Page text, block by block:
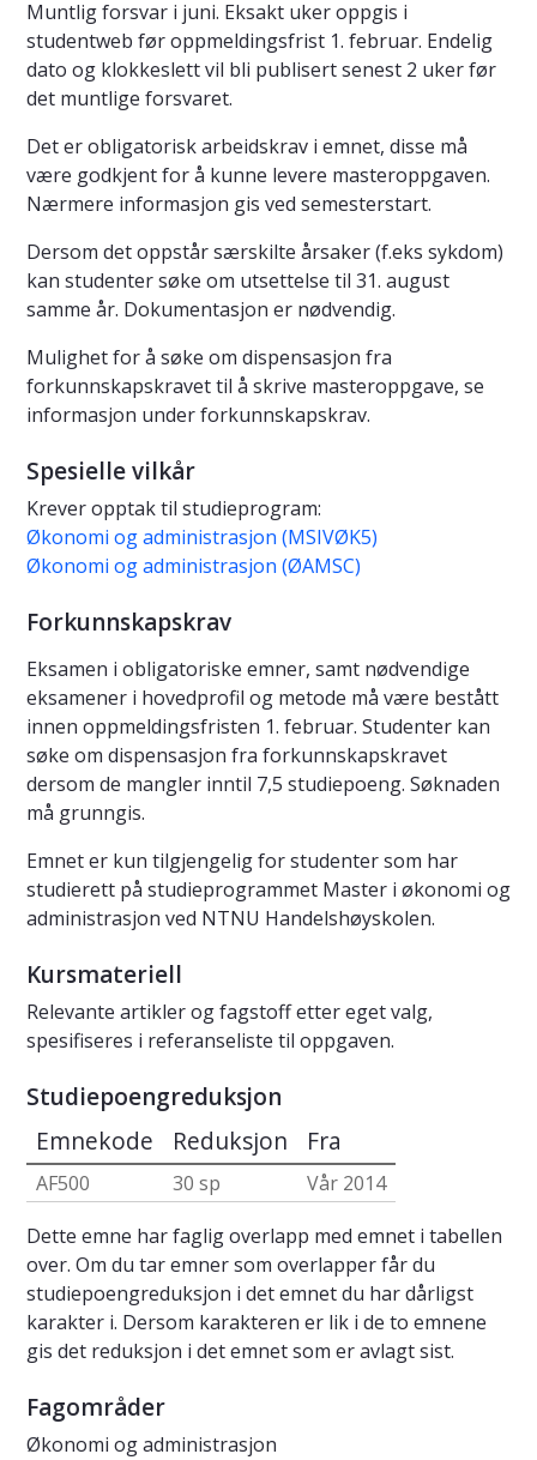
Muntlig forsvar i juni. Eksakt uker oppgis i
studentweb før oppmeldingsfrist 1. februar. Endelig
dato og klokkeslett vil bli publisert senest 2 uker før
det muntlige forsvaret.
Det er obligatorisk arbeidskrav i emnet, disse må
være godkjent for å kunne levere masteroppgaven.
Nærmere informasjon gis ved semesterstart.
Dersom det oppstår særskilte årsaker (f.eks sykdom)
kan studenter søke om utsettelse til 31. august
samme år. Dokumentasjon er nødvendig.
Mulighet for å søke om dispensasjon fra
forkunnskapskravet til å skrive masteroppgave, se
informasjon under forkunnskapskrav.
Spesielle vilkår
Krever opptak til studieprogram:
Økonomi og administrasjon (MSIVØK5)
Økonomi og administrasjon (ØAMSC)
Forkunnskapskrav
Eksamen i obligatoriske emner, samt nødvendige
eksamener i hovedprofil og metode må være bestått
innen oppmeldingsfristen 1. februar. Studenter kan
søke om dispensasjon fra forkunnskapskravet
dersom de mangler inntil 7,5 studiepoeng. Søknaden
må grunngis.
Emnet er kun tilgjengelig for studenter som har
studierett på studieprogrammet Master i økonomi og
administrasjon ved NTNU Handelshøyskolen.
Kursmateriell
Relevante artikler og fagstoff etter eget valg,
spesifiseres i referanseliste til oppgaven.
Studiepoengreduksjon
Emnekode Reduksjon Fra
AF500 30 sp
Vår 2014
Dette emne har faglig overlapp med emnet i tabellen
over. Om du tar emner som overlapper får du
studiepoengreduksjon i det emnet du har dårligst
karakter i. Dersom karakteren er lik i de to emnene
gis det reduksjon i det emnet som er avlagt sist.
Fagområder
Økonomi og administrasjon